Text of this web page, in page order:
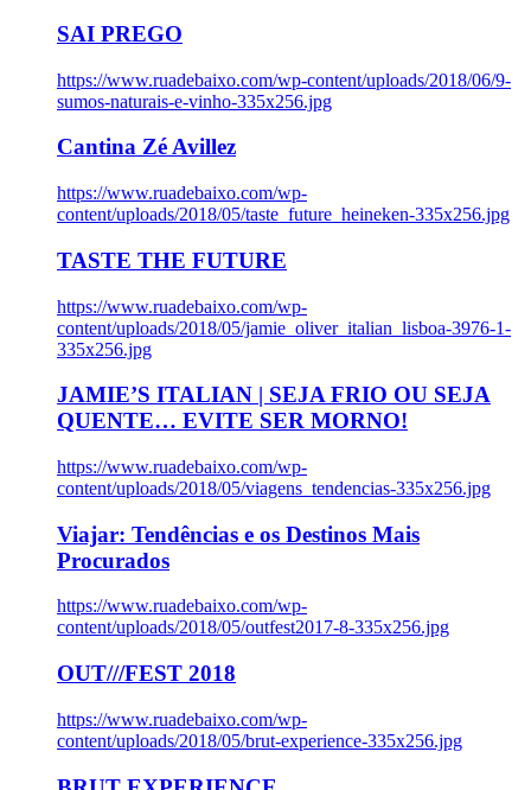
SAI PREGO
https://www.ruadebaixo.com/wp-content/uploads/2018/06/9-
sumos-naturais-e-vinho-335x256.jpg
Cantina Zé Avillez
https://www.ruadebaixo.com/wp-
content/uploads/2018/05/taste_future_heineken-335x256.jpg
TASTE THE FUTURE
https://www.ruadebaixo.com/wp-
content/uploads/2018/05/jamie_oliver_italian_lisboa-3976-1-
335x256.jpg
JAMIE’S ITALIAN | SEJA FRIO OU SEJA
QUENTE… EVITE SER MORNO!
https://www.ruadebaixo.com/wp-
content/uploads/2018/05/viagens_tendencias-335x256.jpg
Viajar: Tendências e os Destinos Mais
Procurados
https://www.ruadebaixo.com/wp-
content/uploads/2018/05/outfest2017-8-335x256.jpg
OUT///FEST 2018
https://www.ruadebaixo.com/wp-
content/uploads/2018/05/brut-experience-335x256.jpg